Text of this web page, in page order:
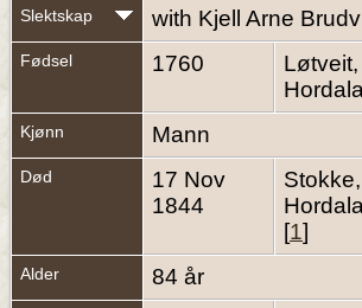
Slektskap with Kjell Arne
Fødsel 1760
Kjønn Mann
Død
17 Nov
1844
[1]
Alder 84 år